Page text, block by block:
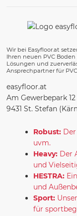
Wir bei Easyfloor.at
Ihren neuen PVC
Lösungen und
Ansprechpartner für
easyfloor.at
Am Gewerbepark 12
9431 St. Stefan
Robust:
uvm.
Heavy: Der
und
HESTRA:
und
Sport:
für